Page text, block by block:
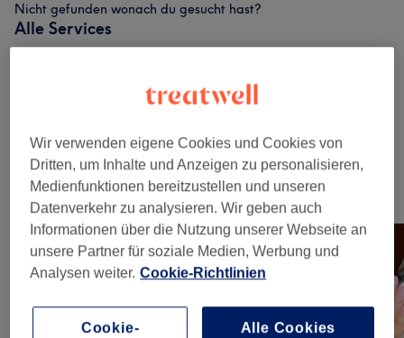
Nicht gefunden wonach du gesucht hast?
Alle Services
5)
Maniküre & Pediküre
Unsere Arbeit
Bild anklicken für weitere Details
Wir verwenden eigene Cookies und Cookies von
Dritten, um Inhalte und Anzeigen zu personalisieren,
Medienfunktionen bereitzustellen und unseren
Datenverkehr zu analysieren. Wir geben auch
Informationen über die Nutzung unserer Webseite an
unsere Partner für soziale Medien, Werbung und
Analysen weiter. Cookie-Richtlinien
Cookie-
Alle Cookies